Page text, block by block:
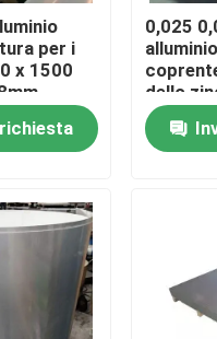
di acciaio inossidabile
cuciture di acciaio
galvanizzato
strato di acciaio
per i
x 1500
0,025
dello
lamiera